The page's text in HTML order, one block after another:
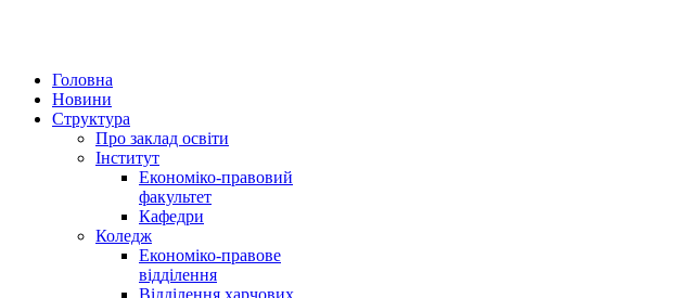
Головна
Новини
Структура
Про заклад освіти
Інститут
Економіко-правовий
факультет
Кафедри
Коледж
Економіко-правове
відділення
Відділення харчових